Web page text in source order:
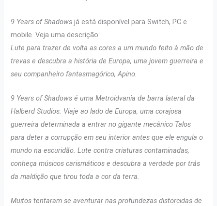
s
A
p
p
b
o
o
k
g
r
a
m
l
L
i
n
k
e
9 Years of Shadows já está disponível para Switch, PC e
mobile. Veja uma descrição:
Lute para trazer de volta as cores a um mundo feito à mão de
trevas e descubra a história de Europa, uma jovem guerreira e
seu companheiro fantasmagórico, Apino.
9 Years of Shadows é uma Metroidvania de barra lateral da
Halberd Studios. Viaje ao lado de Europa, uma corajosa
guerreira determinada a entrar no gigante mecânico Talos
para deter a corrupção em seu interior antes que ele engula o
mundo na escuridão. Lute contra criaturas contaminadas,
conheça músicos carismáticos e descubra a verdade por trás
da maldição que tirou toda a cor da terra.
Muitos tentaram se aventurar nas profundezas distorcidas de